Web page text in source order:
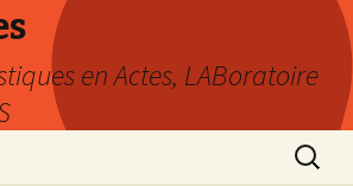
en Actes, LABoratoire